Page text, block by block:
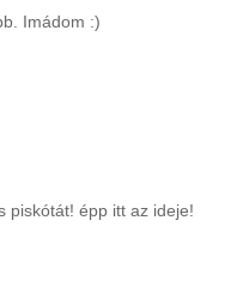
Imádom :)
piskótát! épp itt az ideje!